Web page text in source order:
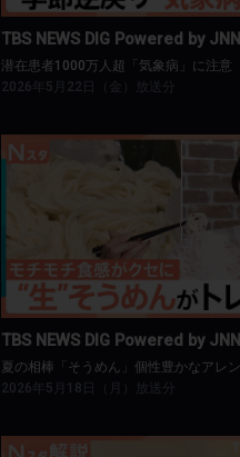
TBS NEWS DIG Powered by JNN
潜在患者1000万人超「気象病」に注意
2026年5月22日（金）放送分
TBS NEWS DIG Powered by
TBS NEWS DIG Powered by JNN
2026年5月18日（月）放送分